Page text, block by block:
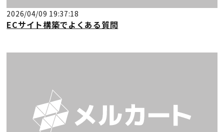
2026/04/09 19:37:18
ECサイト構築でよくある質問